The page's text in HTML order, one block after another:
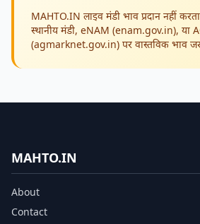
MAHTO.IN लाइव मंडी भाव प्रदान नहीं
स्थानीय मंडी, eNAM (enam.gov.in), या
(agmarknet.gov.in) पर वास्तविक भाव
MAHTO.IN
About
Contact